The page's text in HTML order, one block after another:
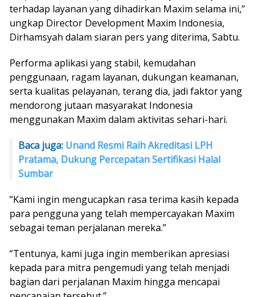
terhadap layanan yang dihadirkan Maxim selama ini,”
ungkap Director Development Maxim Indonesia,
Dirhamsyah dalam siaran pers yang diterima, Sabtu.
Performa aplikasi yang stabil, kemudahan
penggunaan, ragam layanan, dukungan keamanan,
serta kualitas pelayanan, terang dia, jadi faktor yang
mendorong jutaan masyarakat Indonesia
menggunakan Maxim dalam aktivitas sehari-hari.
Baca juga: Unand Resmi Raih Akreditasi LPH
Pratama, Dukung Percepatan Sertifikasi Halal
Sumbar
"Kami ingin mengucapkan rasa terima kasih kepada
para pengguna yang telah mempercayakan Maxim
sebagai teman perjalanan mereka.”
“Tentunya, kami juga ingin memberikan apresiasi
kepada para mitra pengemudi yang telah menjadi
bagian dari perjalanan Maxim hingga mencapai